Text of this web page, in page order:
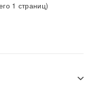
1 страниц)